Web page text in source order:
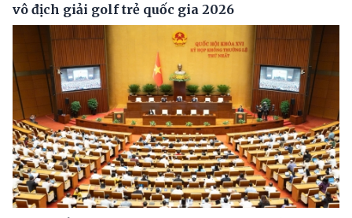
vô địch giải golf trẻ quốc gia 2026